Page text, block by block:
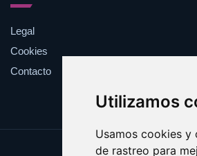
Utilizamos
Usamos cookies y
de rastreo para
Legal
Cookies
Contacto
Update cookies